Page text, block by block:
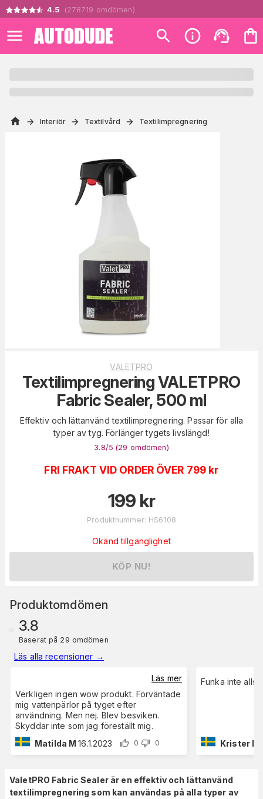
4.5 (278719 omdömen )
Interiör Textilvård Textilimpregnering
VALETPRO
Textilimpregnering VALETPRO
Fabric Sealer, 500 ml
Effektiv och lättanvänd textilimpregnering. Passar för alla
typer av tyg. Förlänger tygets livslängd!
3.8/5 (29 omdömen)
FRI FRAKT VID ORDER ÖVER 799 kr
199 kr
Produktnummer: HS6108
Okänd tillgänglighet
KÖP NU!
Produktomdömen
3.8
Baserat på 29 omdömen
Läs alla recensioner →
Läs mer
Verkligen ingen wow produkt. Förväntade
mig vattenpärlor på tyget efter
användning. Men nej. Blev besviken.
Skyddar inte som jag föreställt mig.
Matilda M 16.1.2023 0 0
Funka inte alls!!
Krister N
ValetPRO Fabric Sealer är en effektiv och lättanvänd
textilimpregnering som kan användas på alla typer av